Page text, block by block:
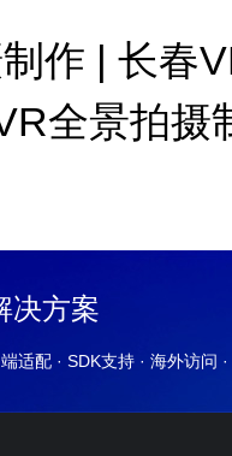
作 | 长春
全景拍摄
决方案
适配 · SDK支持 · 海外访问